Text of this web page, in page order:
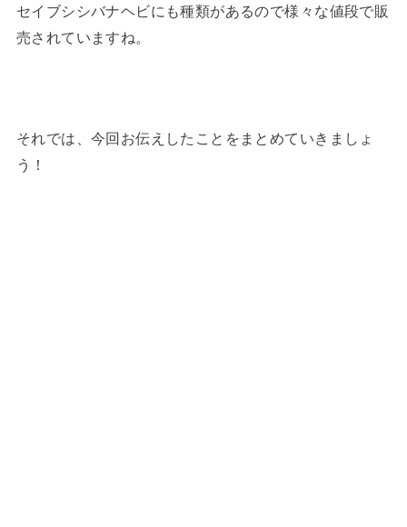
セイブシシバナヘビにも種類があるので様々な値段で販
売されていますね。
それでは、今回お伝えしたことをまとめていきましょ
う！